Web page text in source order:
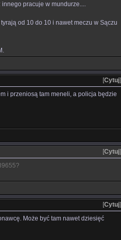
innego pracuje w mundurze....
od 10 do 10 i nawet meczu w Sączu
[Cytuj]
i przeniosą tam meneli, a policja będzie
[Cytuj]
[Cytuj]
Może być tam nawet dziesięć